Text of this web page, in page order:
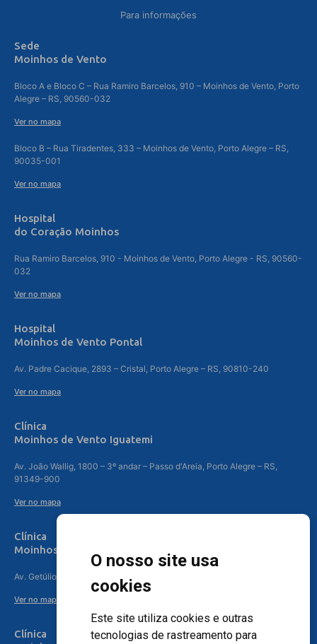
O nosso site usa
cookies
Este site utiliza cookies e outras
tecnologias de rastreamento para
Para informações
Sede
Moinhos de Vento
Bloco A e Bloco C – Rua Ramiro Barcelos, 910 – Moinhos de Vento, Porto
Alegre – RS, 90560-032
Ver no mapa
Bloco B – Rua Tiradentes, 333 – Moinhos de Vento, Porto Alegre – RS,
90035-001
Ver no mapa
Hospital
do Coração Moinhos
Rua Ramiro Barcelos, 910 - Moinhos de Vento, Porto Alegre - RS, 90560-
032
Ver no mapa
Hospital
Moinhos de Vento Pontal
Av. Padre Cacique, 2893 – Cristal, Porto Alegre – RS, 90810-240
Ver no mapa
Clínica
Moinhos de Vento Iguatemi
Av. João Wallig, 1800 – 3º andar – Passo d'Areia, Porto Alegre – RS,
91349-900
Ver no mapa
Clínica
Moinhos de Vento Canoas
Av. Getúlio Vargas, 4841 – Centro, Canoas – RS, 92010-010
Ver no mapa
Clínica